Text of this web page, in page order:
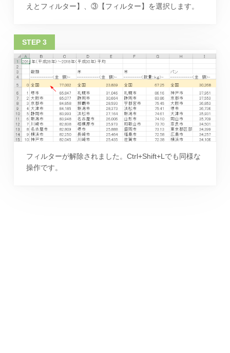
えとフィルター】、③【フィルター】を選択します。
フィルターが解除されました。Ctrl+Shift+Lでも同様な
操作です。